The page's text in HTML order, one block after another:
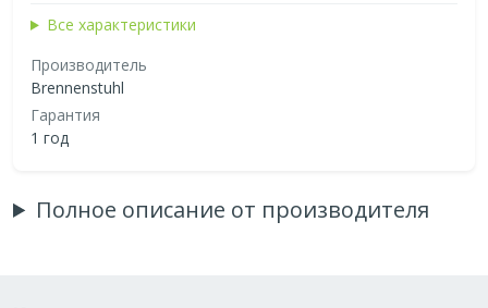
Все характеристики
Производитель
Brennenstuhl
Гарантия
1 год
Полное описание от производителя